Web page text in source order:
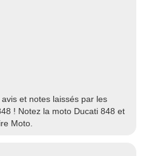
et notes laissés par les
! Notez la moto Ducati 848 et
Moto.